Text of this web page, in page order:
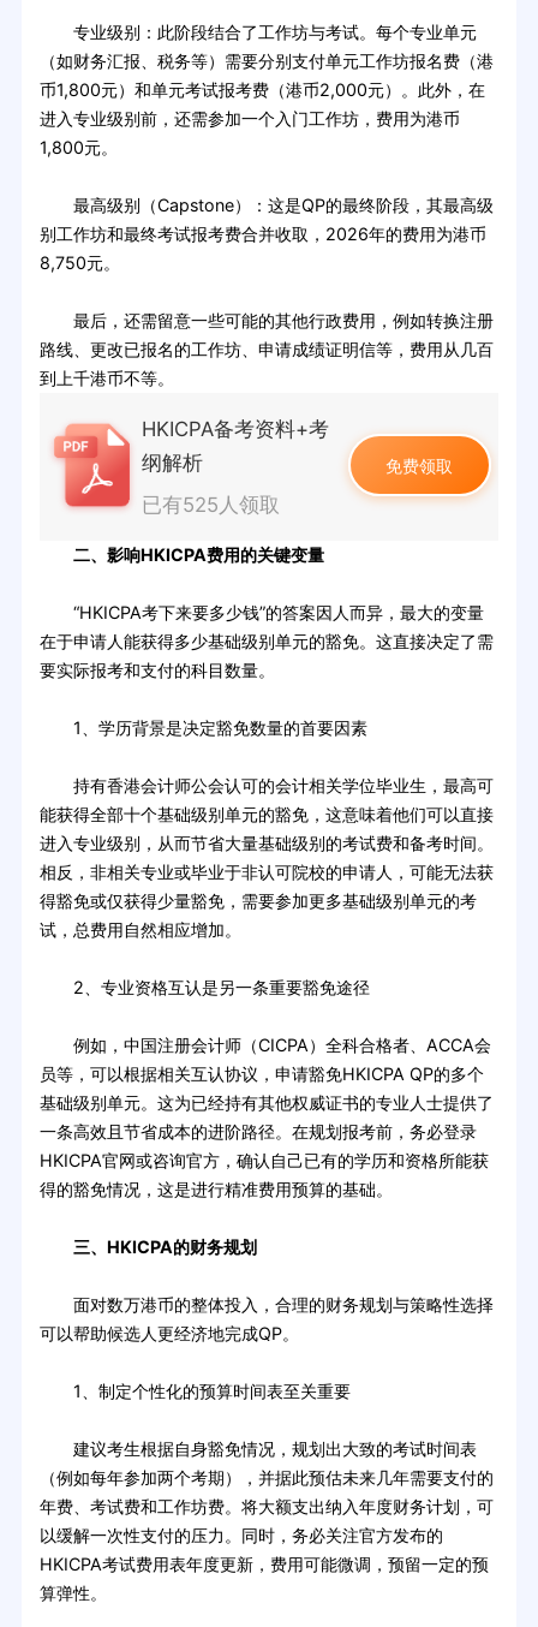
专业级别：此阶段结合了工作坊与考试。每个专业单元
（如财务汇报、税务等）需要分别支付单元工作坊报名费（港
币1,800元）和单元考试报考费（港币2,000元）。此外，在
进入专业级别前，还需参加一个入门工作坊，费用为港币
1,800元。
最高级别（Capstone）：这是QP的最终阶段，其最高级
别工作坊和最终考试报考费合并收取，2026年的费用为港币
8,750元。
最后，还需留意一些可能的其他行政费用，例如转换注册
路线、更改已报名的工作坊、申请成绩证明信等，费用从几百
到上千港币不等。
HKICPA备考资料+考
纲解析
已有525人领取
免费领取
二、影响HKICPA费用的关键变量
“HKICPA考下来要多少钱”的答案因人而异，最大的变量
在于申请人能获得多少基础级别单元的豁免。这直接决定了需
要实际报考和支付的科目数量。
1、学历背景是决定豁免数量的首要因素
持有香港会计师公会认可的会计相关学位毕业生，最高可
能获得全部十个基础级别单元的豁免，这意味着他们可以直接
进入专业级别，从而节省大量基础级别的考试费和备考时间。
相反，非相关专业或毕业于非认可院校的申请人，可能无法获
得豁免或仅获得少量豁免，需要参加更多基础级别单元的考
试，总费用自然相应增加。
2、专业资格互认是另一条重要豁免途径
例如，中国注册会计师（CICPA）全科合格者、ACCA会
员等，可以根据相关互认协议，申请豁免HKICPA QP的多个
基础级别单元。这为已经持有其他权威证书的专业人士提供了
一条高效且节省成本的进阶路径。在规划报考前，务必登录
HKICPA官网或咨询官方，确认自己已有的学历和资格所能获
得的豁免情况，这是进行精准费用预算的基础。
三、HKICPA的财务规划
面对数万港币的整体投入，合理的财务规划与策略性选择
可以帮助候选人更经济地完成QP。
1、制定个性化的预算时间表至关重要
建议考生根据自身豁免情况，规划出大致的考试时间表
（例如每年参加两个考期），并据此预估未来几年需要支付的
年费、考试费和工作坊费。将大额支出纳入年度财务计划，可
以缓解一次性支付的压力。同时，务必关注官方发布的
HKICPA考试费用表年度更新，费用可能微调，预留一定的预
算弹性。